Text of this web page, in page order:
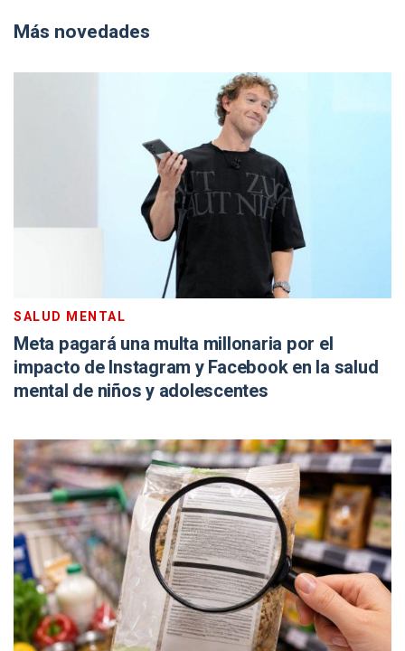
Más novedades
SALUD MENTAL
Meta pagará una multa millonaria por el
impacto de Instagram y Facebook en la salud
mental de niños y adolescentes